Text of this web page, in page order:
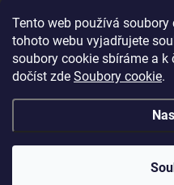
Tento web používá
tohoto webu vyjadřujete
soubory cookie sbíráme a k
dočíst zde Soubory cookie.
Elenys.cz - šperky,